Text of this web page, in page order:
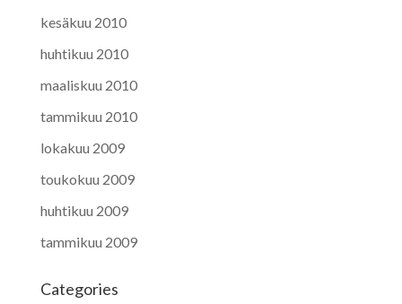
kesäkuu 2010
huhtikuu 2010
maaliskuu 2010
tammikuu 2010
lokakuu 2009
toukokuu 2009
huhtikuu 2009
tammikuu 2009
Categories